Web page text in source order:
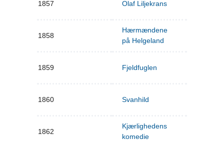
1857 Olaf Liljekrans
1858
Hærmændene
på Helgeland
1859 Fjeldfuglen
1860 Svanhild
1862
Kjærlighedens
komedie